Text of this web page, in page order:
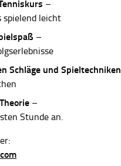
–
spielend leicht
–
Schläge und Spieltechniken
–
Stunde an.